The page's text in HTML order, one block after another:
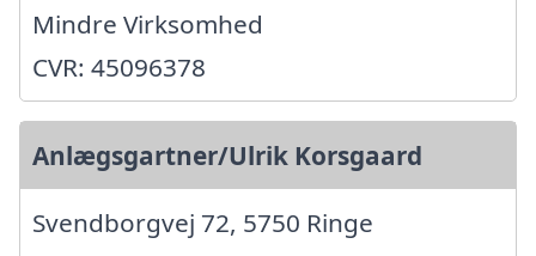
Mindre Virksomhed
CVR: 45096378
Anlægsgartner/Ulrik Korsgaard
Svendborgvej 72, 5750 Ringe